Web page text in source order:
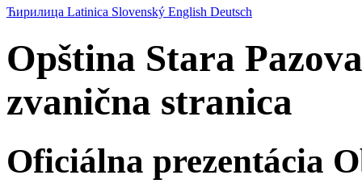
Ћирилица Latinica Slovenský English Deutsch
Opština Stara
zvanična stranica
Oficiálna prezentácia